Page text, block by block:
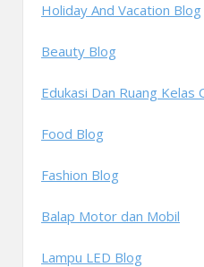
Holiday And Vacation Blog
Beauty Blog
Edukasi Dan Ruang Kelas
Food Blog
Fashion Blog
Balap Motor dan Mobil
Lampu LED Blog